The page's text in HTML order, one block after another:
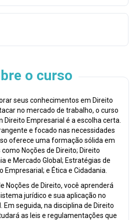
o curso
seus conhecimentos em Direito
no mercado de trabalho, o curso
Direito Empresarial é a escolha certa.
e focado nas necessidades
oferece uma formação sólida em
Noções de Direito; Direito
e Mercado Global; Estratégias de
Empresarial; e Ética e Cidadania.
Noções de Direito, você aprenderá
jurídico e sua aplicação no
seguida, na disciplina de Direito
as leis e regulamentações que